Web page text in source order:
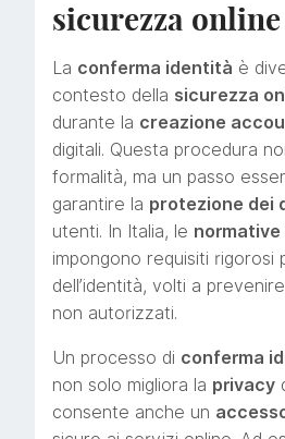
sicurezza online
La conferma identità è
contesto della sicurezza
durante la creazione
digitali. Questa procedura
formalità, ma un passo
garantire la protezione dei
utenti. In Italia, le
impongono requisiti rigorosi
dell’identità, volti a
non autorizzati.
Un processo di conferma
non solo migliora la privacy
consente anche un